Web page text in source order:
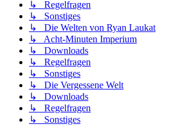
↳ Regelfragen
↳ Sonstiges
↳ Die Welten von Ryan Laukat
↳ Acht-Minuten Imperium
↳ Downloads
↳ Regelfragen
↳ Sonstiges
↳ Die Vergessene Welt
↳ Downloads
↳ Regelfragen
↳ Sonstiges